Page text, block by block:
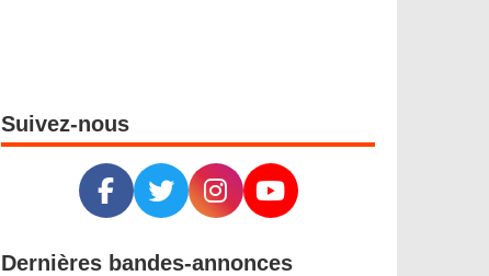
Suivez-nous
Dernières bandes-annonces